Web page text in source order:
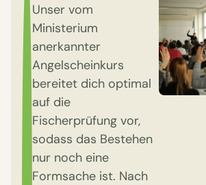
Unser vom
Ministerium
anerkannter
Angelscheinkurs
bereitet dich optimal
auf die
Fischerprüfung vor,
sodass das Bestehen
nur noch eine
Formsache ist. Nach